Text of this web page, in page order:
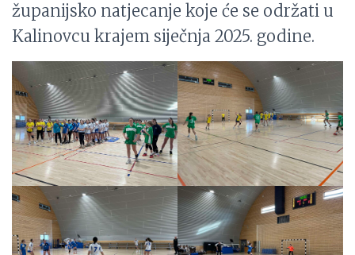
županijsko natjecanje koje će se održati u
Kalinovcu krajem siječnja 2025. godine.